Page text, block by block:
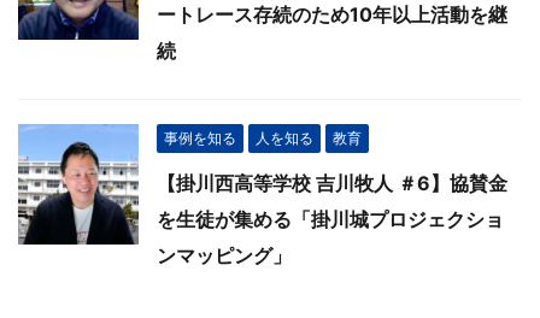
ートレース存続のため10年以上活動を継
続
事例を知る 人を知る 教育
【掛川西高等学校 吉川牧人 ＃6】協賛金
を生徒が集める「掛川城プロジェクショ
ンマッピング」